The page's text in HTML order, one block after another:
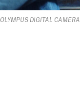
OLYMPUS DIGITAL CAMERA